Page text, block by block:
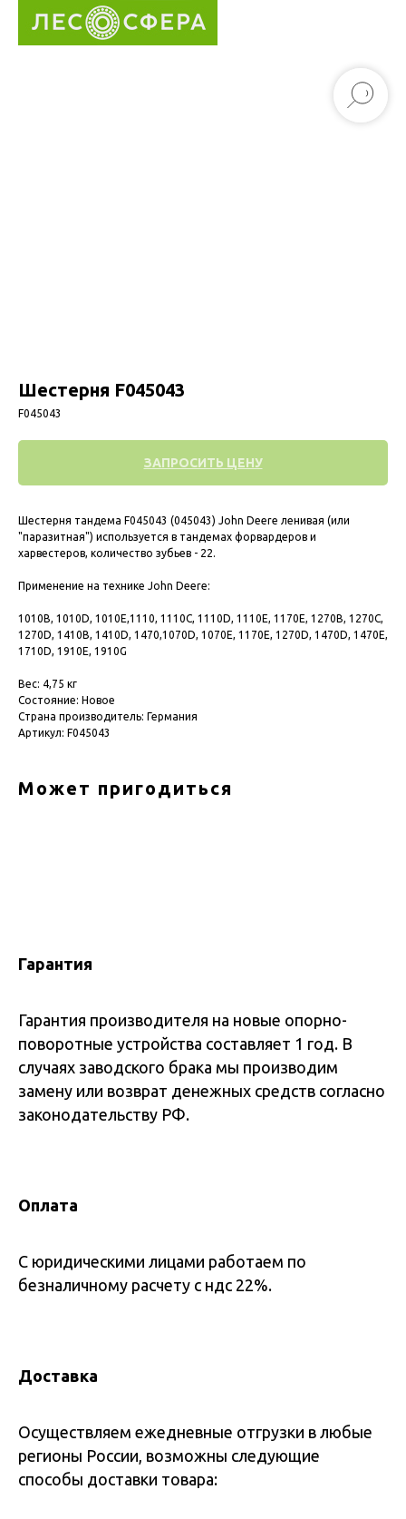
Шестерня F045043
F045043
ЗАПРОСИТЬ ЦЕНУ
Шестерня тандема F045043 (045043) John Deere ленивая (или
"паразитная") используется в тандемах форвардеров и
харвестеров, количество зубьев - 22.
Применение на технике John Deere:
1010B, 1010D, 1010E,1110, 1110C, 1110D, 1110E, 1170E, 1270B, 1270C,
1270D, 1410B, 1410D, 1470,1070D, 1070E, 1170E, 1270D, 1470D, 1470E,
1710D, 1910E, 1910G
Вес: 4,75 кг
Состояние: Новое
Страна производитель: Германия
Артикул: F045043
Может пригодиться
Гарантия
Гарантия производителя на новые опорно-
поворотные устройства составляет 1 год. В
случаях заводского брака мы производим
замену или возврат денежных средств согласно
законодательству РФ.
Оплата
С юридическими лицами работаем по
безналичному расчету с ндс 22%.
Доставка
Осуществляем ежедневные отгрузки в любые
регионы России, возможны следующие
способы доставки товара: